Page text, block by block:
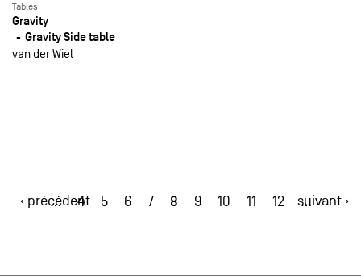
Tables
Gravity
Gravity Side table
van der Wiel
‹ précédent
… 4 5 6 7 8 9 10 11 12 …
suivant ›